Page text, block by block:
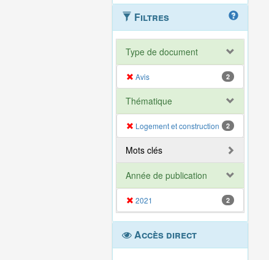
Filtres
Type de document
Avis 2
Thématique
Logement et construction 2
Mots clés
Année de publication
2021 2
Accès direct